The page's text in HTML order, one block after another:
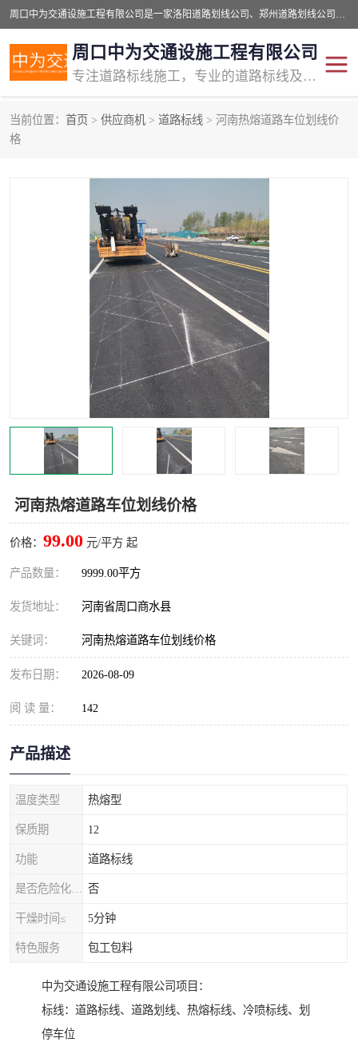
周口中为交通设施工程有限公司是一家洛阳道路划线公司、郑州道路划线公司、平顶山道路车位划线公司、开封车位划线公司、许昌道路车位划线公司、漯河道路车位划线公司，公司始终坚持“诚信、匠心、专注”的宗旨；我们的经营理念是：的服务。
周口中为交通设施工程有限公司
专注道路标线施工，专业的道路标线及交通设施施工服务商!
当前位置： 首页 > 供应商机 > 道路标线 > 河南热熔道路车位划线价
格
河南热熔道路车位划线价格
价格： 99.00 元/平方 起
产品数量： 9999.00平方
发货地址： 河南省周口商水县
关键词： 河南热熔道路车位划线价格
发布日期： 2026-08-09
阅 读 量： 142
产品描述
温度类型 热熔型
保质期 12
功能 道路标线
否
干燥时间≤ 5分钟
特色服务 包工包料
中为交通设施工程有限公司项目：
标线：道路标线、道路划线、热熔标线、冷喷标线、划
停车位
道路标线划线 马路标线
道路划线